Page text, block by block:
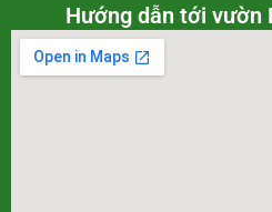
Hướng dẫn tới vườn